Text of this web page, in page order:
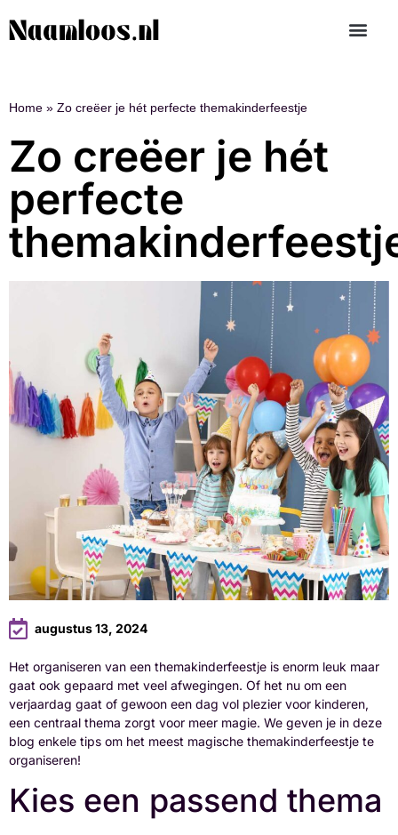
Home » Zo creëer je hét perfecte themakinderfeestje
Zo creëer je hét
perfecte
augustus 13, 2024
Het organiseren van een themakinderfeestje is enorm leuk maar
gaat ook gepaard met veel afwegingen. Of het nu om een
verjaardag gaat of gewoon een dag vol plezier voor kinderen,
een centraal thema zorgt voor meer magie. We geven je in deze
blog enkele tips om het meest magische themakinderfeestje te
organiseren!
Kies een passend thema